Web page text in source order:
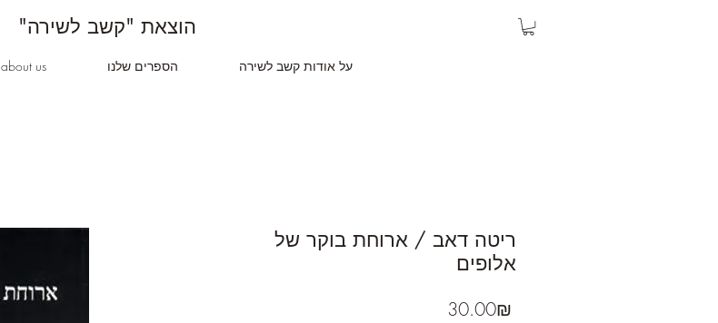
"הוצאת "קשב לשירה
על אודות קשב לשירה הספרים שלנו about us
ריטה דאב / ארוחת בוקר של
אלופים
‏30.00 ‏₪